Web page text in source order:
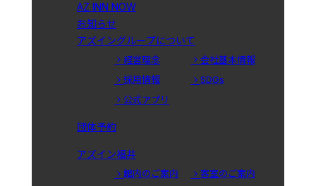
AZ INN NOW
お知らせ
アズイングループについて
経営理念
会社基本情報
採用情報
SDGs
公式アプリ
団体予約
アズイン福井
館内のご案内
客室のご案内